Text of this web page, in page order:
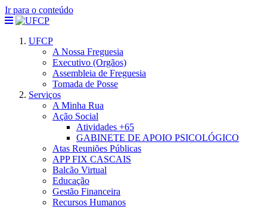
Ir para o conteúdo
UFCP
A Nossa Freguesia
Executivo (Orgãos)
Assembleia de Freguesia
Tomada de Posse
Serviços
A Minha Rua
Ação Social
Atividades +65
GABINETE DE APOIO PSICOLÓGICO
Atas Reuniões Públicas
APP FIX CASCAIS
Balcão Virtual
Educação
Gestão Financeira
Recursos Humanos